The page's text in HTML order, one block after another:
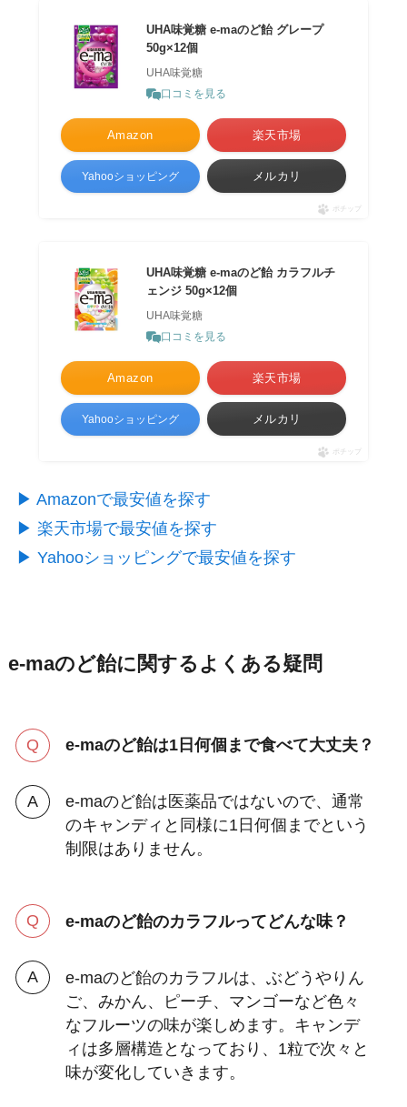
UHA味覚糖 e-maのど飴 グレープ
50g×12個
UHA味覚糖
口コミを見る
Amazon 楽天市場
Yahooショッピング メルカリ
ポチップ
UHA味覚糖 e-maのど飴 カラフルチ
ェンジ 50g×12個
UHA味覚糖
口コミを見る
Amazon 楽天市場
Yahooショッピング メルカリ
ポチップ
▶︎ Amazonで最安値を探す
▶︎ 楽天市場で最安値を探す
▶︎ Yahooショッピングで最安値を探す
e-maのど飴に関するよくある疑問
e-maのど飴は1日何個まで食べて大丈夫？
e-maのど飴は医薬品ではないので、通常
のキャンディと同様に1日何個までという
制限はありません。
e-maのど飴のカラフルってどんな味？
e-maのど飴のカラフルは、ぶどうやりん
ご、みかん、ピーチ、マンゴーなど色々
なフルーツの味が楽しめます。キャンデ
ィは多層構造となっており、1粒で次々と
味が変化していきます。